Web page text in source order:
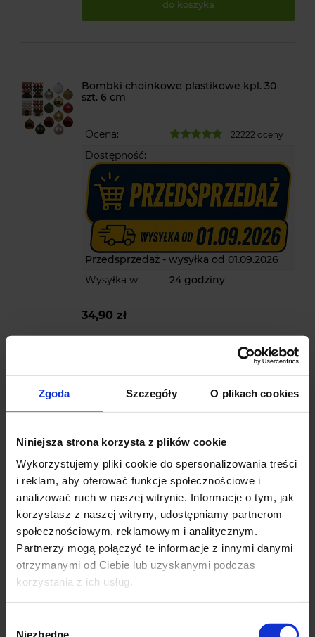
Zgoda Szczegóły O plikach cookies
Niniejsza strona korzysta z plików cookie
Wykorzystujemy pliki cookie do spersonalizowania treści
i reklam, aby oferować funkcje społecznościowe i
analizować ruch w naszej witrynie. Informacje o tym, jak
korzystasz z naszej witryny, udostępniamy partnerom
społecznościowym, reklamowym i analitycznym.
Partnerzy mogą połączyć te informacje z innymi danymi
otrzymanymi od Ciebie lub uzyskanymi podczas
korzystania z ich usług.
Niezbędne
do koszyka
Bombki choinkowe plastikowe kpl. 30
szt. 6 cm
Ocena: 22222 oceny
Dostępność:
Przedsprzedaż - wysyłka od 01.09.2026
Wysyłka w:
24 godziny
34,90 zł
Bombki choinkowe srebrne 12 szt.
Ocena:
Dostępność:
duża ilość
Wysyłka w:
24 godziny
15,90 zł
-